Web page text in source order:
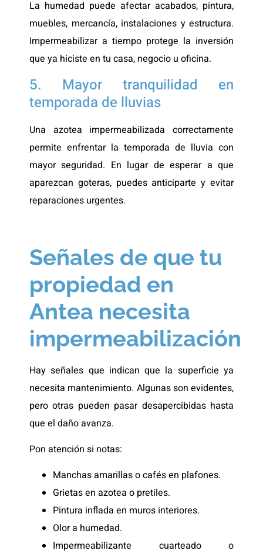
La humedad puede afectar acabados, pintura,
muebles, mercancía, instalaciones y estructura.
Impermeabilizar a tiempo protege la inversión
que ya hiciste en tu casa, negocio u oficina.
5. Mayor tranquilidad en
temporada de lluvias
Una azotea impermeabilizada correctamente
permite enfrentar la temporada de lluvia con
mayor seguridad. En lugar de esperar a que
aparezcan goteras, puedes anticiparte y evitar
reparaciones urgentes.
Señales de que tu
propiedad en
Antea necesita
impermeabilización
Hay señales que indican que la superficie ya
necesita mantenimiento. Algunas son evidentes,
pero otras pueden pasar desapercibidas hasta
que el daño avanza.
Pon atención si notas:
Manchas amarillas o cafés en plafones.
Grietas en azotea o pretiles.
Pintura inflada en muros interiores.
Olor a humedad.
Impermeabilizante cuarteado o